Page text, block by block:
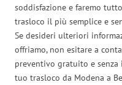
soddisfazione e faremo
trasloco il più semplice e
Se desideri ulteriori
offriamo, non esitare a
preventivo gratuito e
tuo trasloco da Modena a